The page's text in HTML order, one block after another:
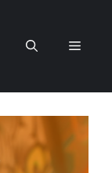
Menu